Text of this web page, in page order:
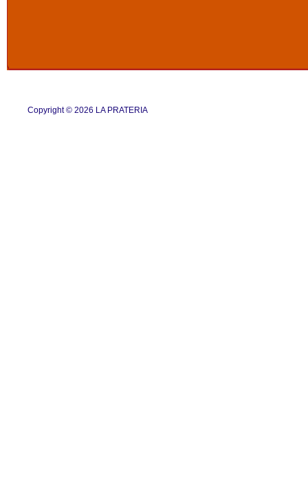
Copyright © 2026 LA PRATERIA